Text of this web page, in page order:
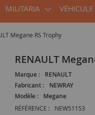
MILITARIA
Megane RS Trophy
RENAULT
Marque :
RENAULT
Fabricant :
NEWRAY
Modèle :
Megane
RÉFÉRENCE : NEW51153